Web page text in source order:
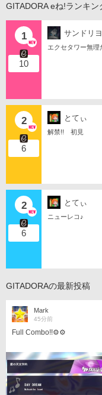
GITADORA eね!ランキン
1
10
サンドリ
エクセタワー無理
2
6
とてぃ
解禁!! 初見
2
6
とてぃ
ニューレコ♪
GITADORAの最新投稿
Mark
45分前
Full Combo!!⚙️⚙️